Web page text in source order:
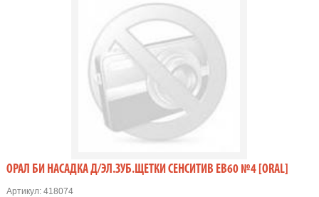
ОРАЛ БИ НАСАДКА Д/ЭЛ.ЗУБ.ЩЕТКИ СЕНСИТИВ EB60 №4 [ORAL]
Артикул:418074